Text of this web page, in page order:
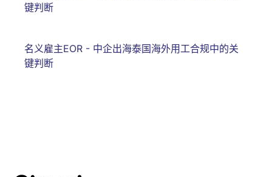
键判断
名义雇主EOR - 中企出海泰国海外用工合规中的关
键判断